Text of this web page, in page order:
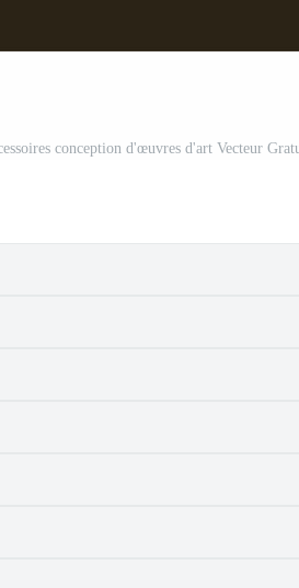
conception d'œuvres d'art Vecteur